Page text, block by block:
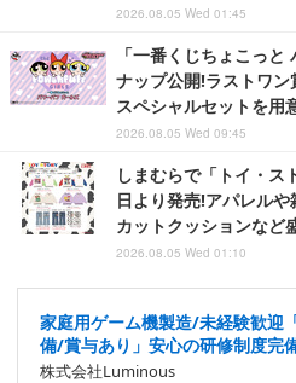
2026.08.05 Wed 01:45
「一番くじちょこっ
ナップ公開!ラストワ
スペシャルセットを用
2026.08.05 Wed 09:45
しまむらで「トイ・ス
日より発売!アパレル
カットクッションなど
2026.08.05 Wed 01:10
家庭用ゲーム機製造/未経験歓迎
備/賞与あり」安心の研修制度完
株式会社Luminous